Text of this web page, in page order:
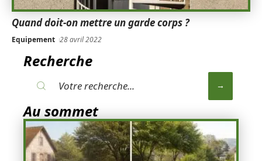
Quand doit-on mettre un garde corps ?
Equipement 28 avril 2022
Recherche
Au sommet